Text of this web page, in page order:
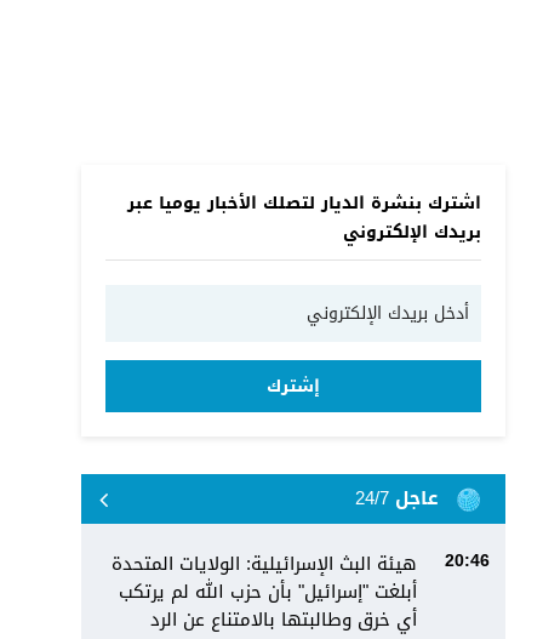
اشترك بنشرة الديار لتصلك الأخبار يوميا عبر
بريدك الإلكتروني
إشترك
عاجل 24/7
20:46
هيئة البث الإسرائيلية: الولايات المتحدة
أبلغت "إسرائيل" بأن حزب الله لم يرتكب
أي خرق وطالبتها بالامتناع عن الرد